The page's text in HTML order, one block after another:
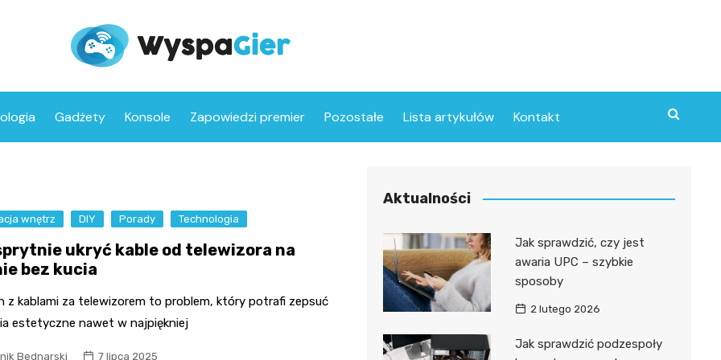
Gadżety Konsole Zapowiedzi premier Pozostałe Lista artykułów Kontakt
wnętrz DIY Porady Technologia
ukryć kable od telewizora na
bez kucia
z kablami za telewizorem to problem, który potrafi zepsuć
estetyczne nawet w najpiękniej
Bednarski 7 lipca 2025
Aktualności
Jak sprawdzić, czy jest
awaria UPC – szybkie
sposoby
2 lutego 2026
Jak sprawdzić podzespoły